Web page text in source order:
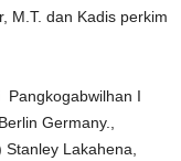
M.T. dan Kadis perkim
Pangkogabwilhan I
Germany.,
Lakahena,